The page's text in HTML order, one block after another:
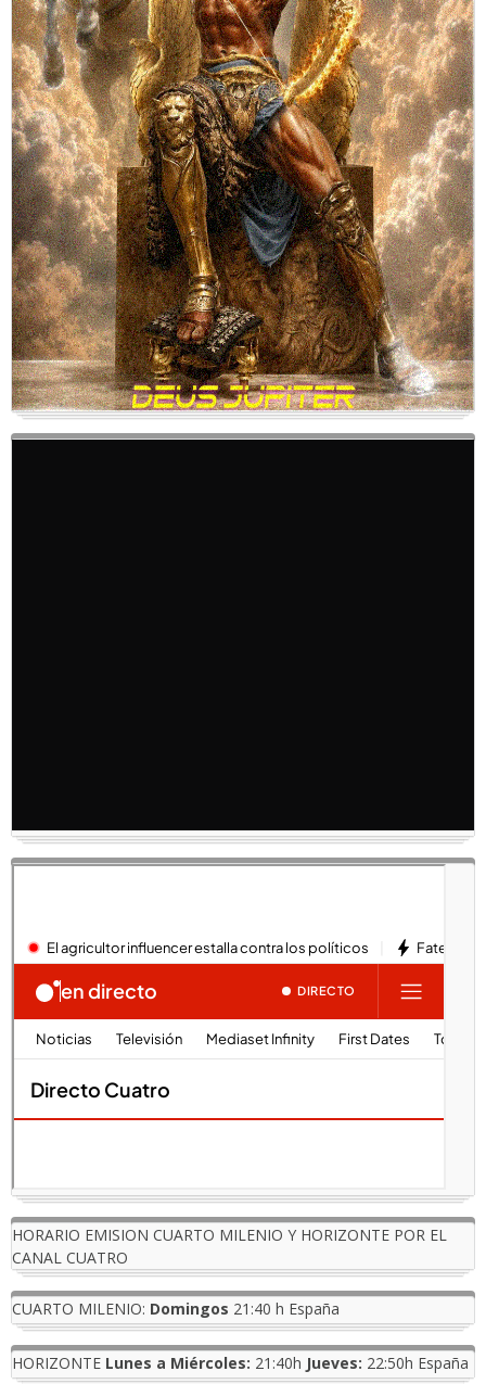
HORARIO EMISION CUARTO MILENIO Y HORIZONTE POR EL
CANAL CUATRO
CUARTO MILENIO: Domingos 21:40 h España
HORIZONTE Lunes a Miércoles: 21:40h Jueves: 22:50h España